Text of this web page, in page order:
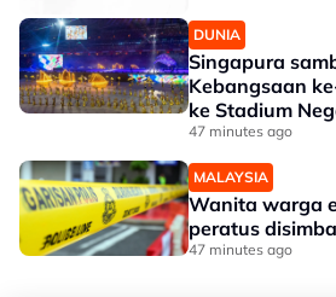
DUNIA
Singapura
Kebangsaan
ke Stadium
47 minutes ago
MALAYSIA
Wanita warga
peratus
47 minutes ago